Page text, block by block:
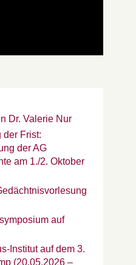
Dr. Valerie Nur
der Frist:
der AG
am 1./2. Oktober
auf
Institut auf dem 3.
(20.05.2026 –